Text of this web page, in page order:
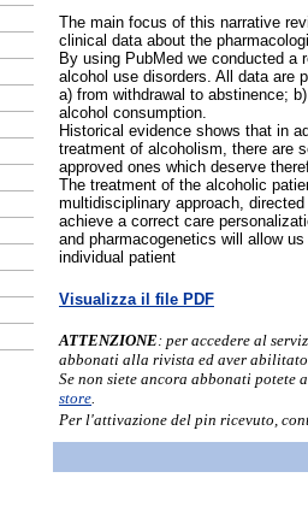
The main focus of this narrative
clinical data about the
By using PubMed we conducted a
alcohol use disorders. All data are
a) from withdrawal to abstinence;
alcohol consumption.
Historical evidence shows that in
treatment of alcoholism, there are
approved ones which deserve
The treatment of the alcoholic
multidisciplinary approach,
achieve a correct care
and pharmacogenetics will allow
individual patient
Visualizza il file PDF
ATTENZIONE: per accedere al
abbonati alla rivista ed aver
Se non siete ancora abbonati
store.
Per l'attivazione del pin ricevuto,